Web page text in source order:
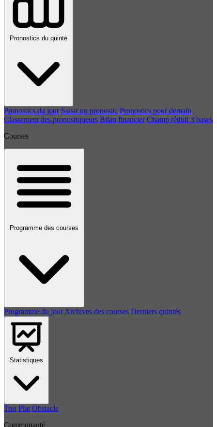
Pronostics du quinté
Pronostics du jour Saisir un pronostic Pronostics pour demain
Classement des pronostiqueurs Bilan financier Champ réduit 3 bases
Courses
Programme des courses
Programme du jour Archives des courses Derniers quintés
Statistiques
Trot Plat Obstacle
Communauté